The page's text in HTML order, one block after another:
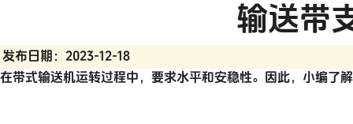
输送带
发布日期：2023-12-18
在带式输送机运转过程中，要求水平和安稳性。因此，小编了